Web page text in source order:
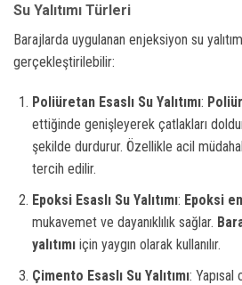
Su Yalıtımı Türleri
Barajlarda uygulanan enjeksiyon su
gerçekleştirilebilir:
Poliüretan Esaslı Su Yalıtımı:
ettiğinde genişleyerek çatlakları
şekilde durdurur. Özellikle acil
tercih edilir.
Epoksi Esaslı Su Yalıtımı: Epoksi
mukavemet ve dayanıklılık sağlar.
yalıtımıiçin yaygın olarak kullanılır.
Çimento Esaslı Su Yalıtımı: Yapısal